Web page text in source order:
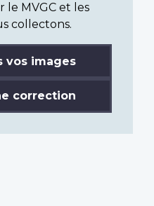
le MVGC et les
collectons.
vos images
correction